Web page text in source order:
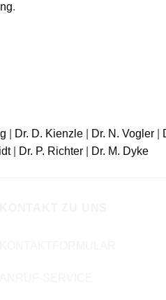
.
Dr. D. Kienzle| Dr. N. Vogler|
| Dr. P. Richter| Dr. M. Dyke